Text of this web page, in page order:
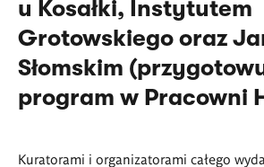
u Kosałki, Instytutem
Grotowskiego oraz
Słomskim
program w Pracowni
Kuratorami i organizatorami całego